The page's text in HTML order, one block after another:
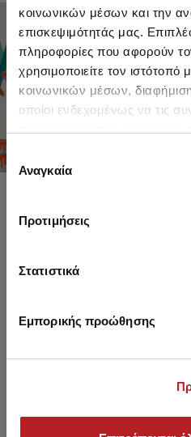
κοινωνικών μέσων και την
επισκεψιμότητάς μας.
πληροφορίες που αφορούν
χρησιμοποιείτε τον
κοινωνικών μέσων,
οποίοι ενδεχομένως να τις
των υπηρεσιών τους.
Επιλογή
συγκατάθεσης
Αναγκαία
Προτιμήσεις
Στατιστικά
Εμπορικής προώθησης
FOR GIRLS
UP TO -30%
SHOP SALE